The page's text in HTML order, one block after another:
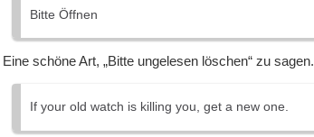
Bitte Öffnen
Eine schöne Art, „Bitte ungelesen löschen“ zu sagen.
If your old watch is killing you, get a new one.